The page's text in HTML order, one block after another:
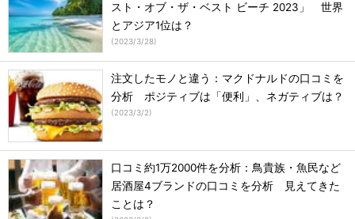
スト・オブ・ザ・ベスト ビーチ 2023」 世界
とアジア1位は？
(2023/3/28)
注文したモノと違う：マクドナルドの口コミを
分析 ポジティブは「便利」、ネガティブは？
(2023/3/2)
口コミ約1万2000件を分析：鳥貴族・魚民など
居酒屋4ブランドの口コミを分析 見えてきた
ことは？